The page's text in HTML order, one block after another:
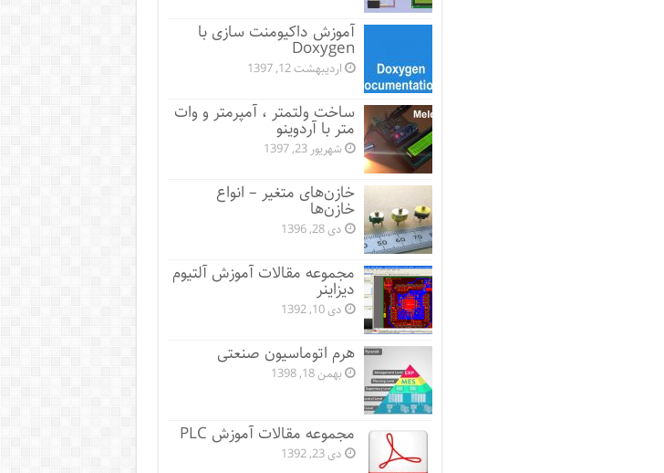
آموزش داکیومنت سازی با
Doxygen
اردیبهشت 12, 1397
ساخت ولتمتر ، آمپرمتر و وات
متر با آردوینو
شهریور 23, 1397
خازن‌های متغیر – انواع
خازن‌ها
دی 28, 1396
مجموعه مقالات آموزش آلتیوم
دیزاینر
دی 10, 1392
هرم اتوماسیون صنعتی
بهمن 18, 1398
مجموعه مقالات آموزش PLC
دی 23, 1392